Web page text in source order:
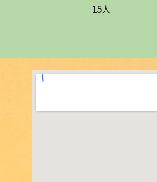
15人